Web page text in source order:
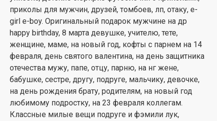
приколы для мужчин, друзей, томбоев, лп, отаку, e-
girl e-boy. Оригинальный подарок мужчине на др
happy birthday, 8 марта девушке, учителю, тете,
женщине, маме, на новый год, кофты с парнем на 14
февраля, день святого валентина, на день защитника
отечества мужу, папе, отцу, парню, на нг жене,
бабушке, сестре, другу, подруге, мальчику, девочке,
на день рождения брату, родителям, на новый год
любимому подростку, на 23 февраля коллегам.
Классные милые вещи подруге и фэмили лук,